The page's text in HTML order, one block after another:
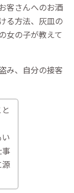
客さんへのお酒
る方法、灰皿の
女の子が教えて
み、自分の接客
事
源